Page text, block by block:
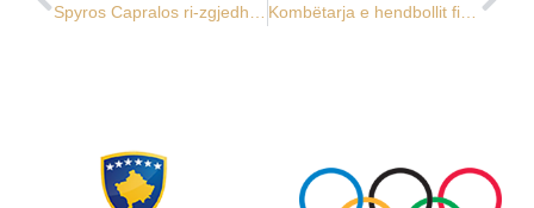
Kombëtarja e hendbollit fiton grantin ekipor 100 mijë euro nga KOK-u